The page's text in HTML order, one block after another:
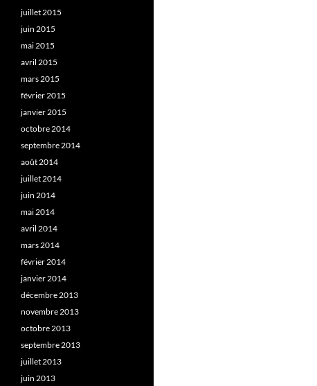
juillet 2015
juin 2015
mai 2015
avril 2015
mars 2015
février 2015
janvier 2015
octobre 2014
septembre 2014
août 2014
juillet 2014
juin 2014
mai 2014
avril 2014
mars 2014
février 2014
janvier 2014
décembre 2013
novembre 2013
octobre 2013
septembre 2013
juillet 2013
juin 2013